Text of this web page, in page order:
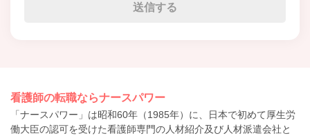
看護師の転職ならナースパワー
「ナースパワー」は昭和60年（1985年）に、日本で初めて厚生労
働大臣の認可を受けた看護師専門の人材紹介及び人材派遣会社と